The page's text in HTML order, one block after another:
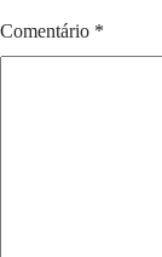
Comentário *